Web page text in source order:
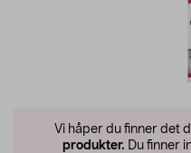
Vi håper du finner det
produkter. Du finner